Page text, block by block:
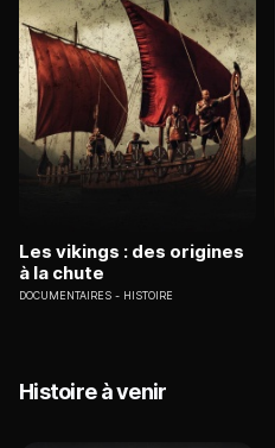
Les vikings : des origines
à la chute
DOCUMENTAIRES HISTOIRE
Histoire à venir